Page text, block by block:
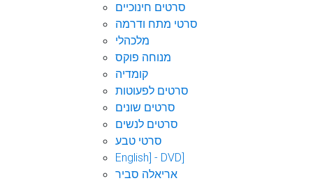
סרטים חינוכיים
סרטי מתח ודרמה
מלכהלי
מנוחה פוקס
קומדיה
סרטים לפעוטות
סרטים שונים
סרטים לנשים
סרטי טבע
English] - DVD]
אריאלה סביר